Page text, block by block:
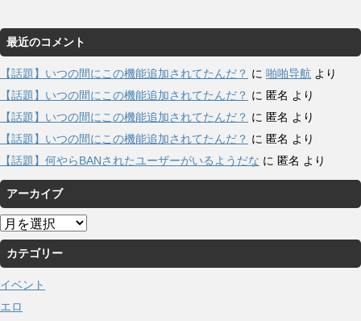
最近のコメント
【話題】いつの間にこの機能追加されてたんだ？ に 啪啪导航 より
【話題】いつの間にこの機能追加されてたんだ？ に 匿名 より
【話題】いつの間にこの機能追加されてたんだ？ に 匿名 より
【話題】いつの間にこの機能追加されてたんだ？ に 匿名 より
【話題】何やらBANされたユーザーがいるようだな に 匿名 より
アーカイブ
ア
ー
カ
イ
ブ
カテゴリー
イベント
エロ